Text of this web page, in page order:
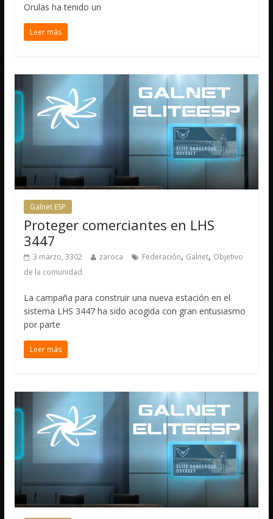
Orulas ha tenido un
Leer más
Galnet ESP
Proteger comerciantes en LHS
3447
3 marzo, 3302 zaroca Federación, Galnet, Objetivo
de la comunidad
La campaña para construir una nueva estación en el
sistema LHS 3447 ha sido acogida con gran entusiasmo
por parte
Leer más